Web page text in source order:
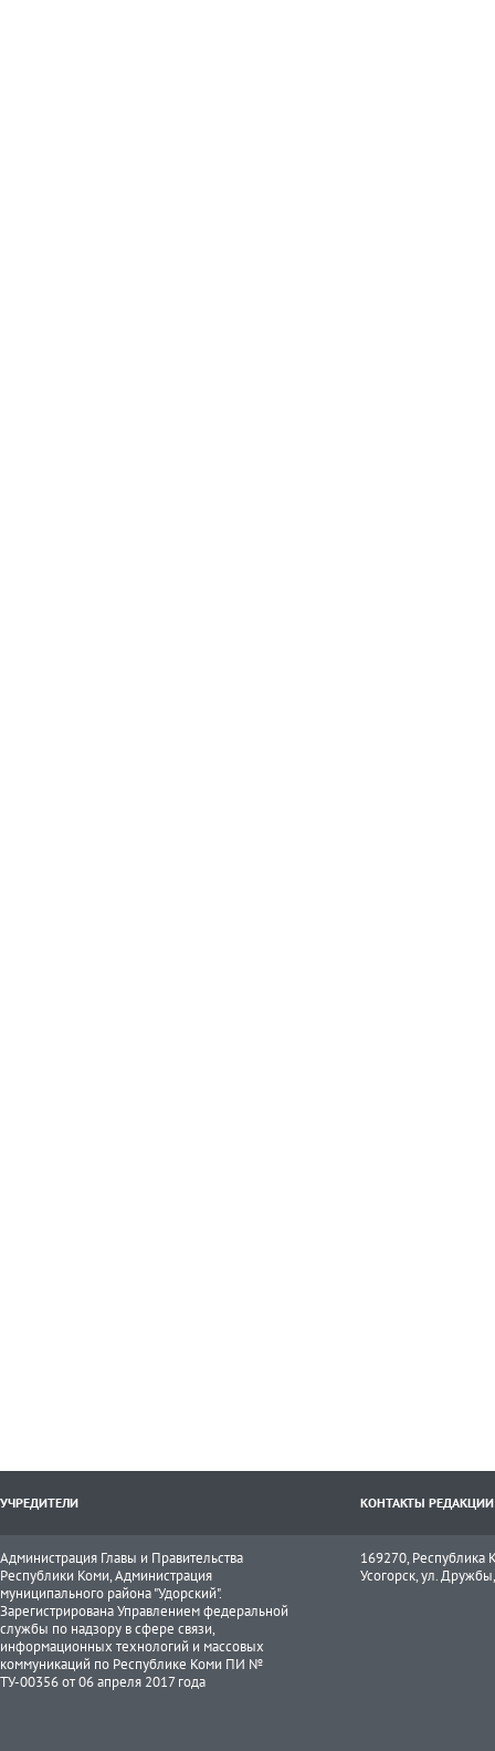
УЧРЕДИТЕЛИ КОНТАКТЫ РЕДАКЦИИ
Администрация Главы и Правительства
Республики Коми, Администрация
муниципального района "Удорский".
Зарегистрирована Управлением федеральной
службы по надзору в сфере связи,
информационных технологий и массовых
коммуникаций по Республике Коми ПИ №
ТУ-00356 от 06 апреля 2017 года
169270, Республика
Усогорск, ул.